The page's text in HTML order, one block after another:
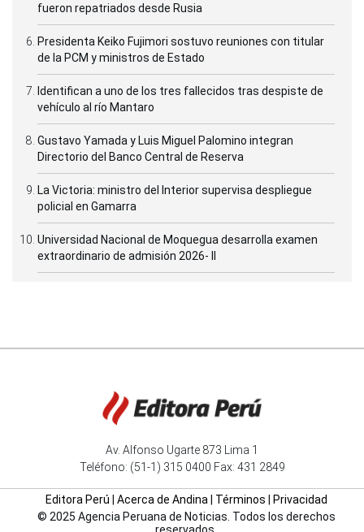
fueron repatriados desde Rusia
Presidenta Keiko Fujimori sostuvo reuniones con titular
de la PCM y ministros de Estado
Identifican a uno de los tres fallecidos tras despiste de
vehículo al río Mantaro
Gustavo Yamada y Luis Miguel Palomino integran
Directorio del Banco Central de Reserva
La Victoria: ministro del Interior supervisa despliegue
policial en Gamarra
Universidad Nacional de Moquegua desarrolla examen
extraordinario de admisión 2026- II
Av. Alfonso Ugarte 873 Lima 1
Teléfono: (51-1) 315 0400 Fax: 431 2849
Editora Perú Acerca de Andina Términos
Privacidad
© 2025 Agencia Peruana de Noticias. Todos los derechos